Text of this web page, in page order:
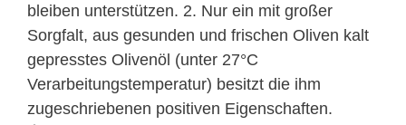
bleiben unterstützen. 2. Nur ein mit großer
Sorgfalt, aus gesunden und frischen Oliven kalt
gepresstes Olivenöl (unter 27°C
Verarbeitungstemperatur) besitzt die ihm
zugeschriebenen positiven Eigenschaften.